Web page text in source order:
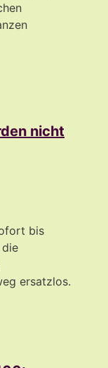
nicht
bis
ersatzlos.